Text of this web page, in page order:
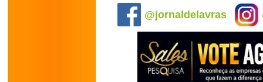
@jornaldelavras